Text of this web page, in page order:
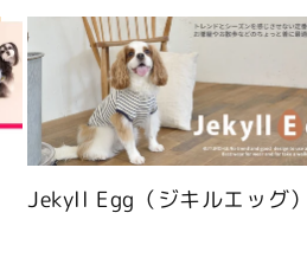
Jekyll Egg（ジキルエッグ